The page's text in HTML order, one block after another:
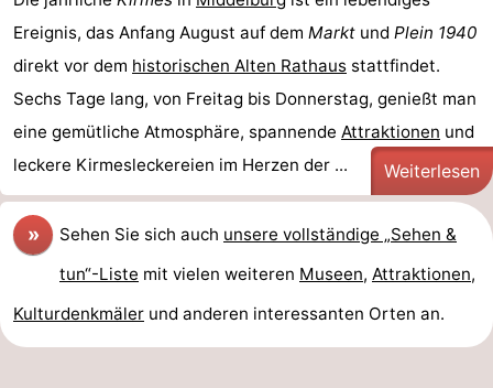
Ereignis, das Anfang August auf dem Markt und Plein 1940
direkt vor dem historischen Alten Rathaus stattfindet.
Sechs Tage lang, von Freitag bis Donnerstag, genießt man
eine gemütliche Atmosphäre, spannende Attraktionen und
leckere Kirmesleckereien im Herzen der ...
Weiterlesen
» Sehen Sie sich auch unsere vollständige „Sehen &
tun“-Liste mit vielen weiteren Museen, Attraktionen,
Kulturdenkmäler und anderen interessanten Orten an.